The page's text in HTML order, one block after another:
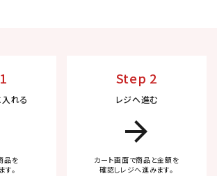
れる
品を
す。
Step 2
レジへ進む
arrow_forward
カート画面で商品と金額を
確認しレジへ進みます。